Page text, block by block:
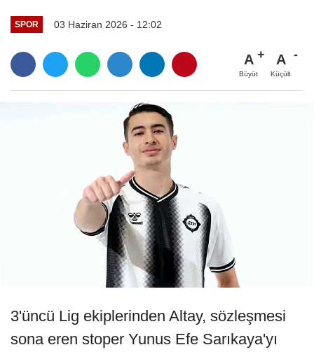
SPOR 03 Haziran 2026 - 12:02
A
Büyüt
A
Küçült
3'üncü Lig ekiplerinden Altay, sözleşmesi
sona eren stoper Yunus Efe Sarıkaya'yı